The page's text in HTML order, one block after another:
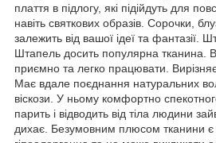
плаття в підлогу, які підійдуть для
навіть святкових образів. Сорочки,
залежить від вашої ідеї та фантазії.
Штапель досить популярна тканина.
приємно та легко працювати.
Має вдале поєднання натуральних
віскози. У ньому комфортно
парить і відводить від тіла людини
дихає. Безумовним плюсом тканини